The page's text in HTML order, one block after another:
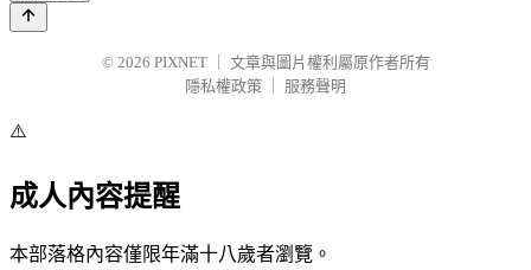
© 2026 PIXNET
文章與圖片權利屬原作者所有
隱私權政策
服務聲明
⚠️
成人內容提醒
本部落格內容僅限年滿十八歲者瀏覽。